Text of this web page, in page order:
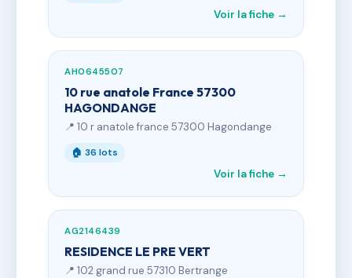
Voir la fiche →
AH0645507
10 rue anatole France 57300
HAGONDANGE
📍 10 r anatole france 57300 Hagondange
🏠 36 lots
Voir la fiche →
AG2146439
RESIDENCE LE PRE VERT
📍 102 grand rue 57310 Bertrange